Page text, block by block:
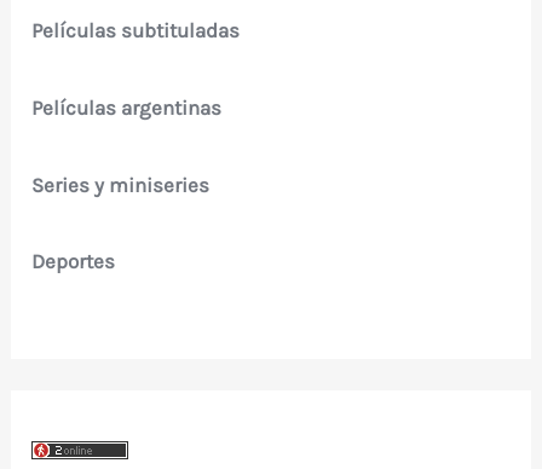
Películas subtituladas
Películas argentinas
Series y miniseries
Deportes